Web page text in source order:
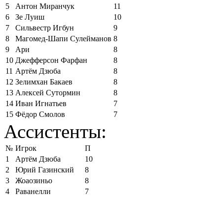
5
Антон Миранчук
11
6
Зе Луиш
10
7
Сильвестр Игбун
9
8
Магомед-Шапи Сулейманов 8
9
Ари
8
10 Джефферсон Фарфан
8
11 Артём Дзюба
8
12 Зелимхан Бакаев
8
13 Алексей Сутормин
8
14 Иван Игнатьев
7
15 Фёдор Смолов 7
Ассистенты:
№ Игрок
П
1
Артём Дзюба
10
2
Юрий Газинский
8
3
Жоаозиньо
8
4
Раванелли
7